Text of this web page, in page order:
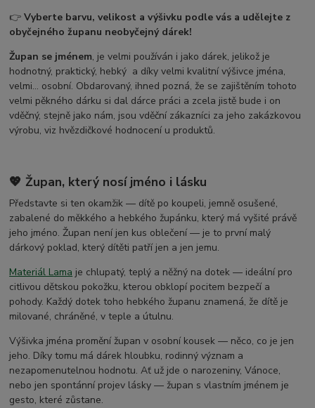
👉Vyberte barvu, velikost a výšivku podle vás a udělejte z
obyčejného županu neobyčejný dárek!
Župan se jménem, je velmi používán i jako dárek, jelikož je
hodnotný, praktický, hebký a díky velmi kvalitní výšivce jména,
velmi... osobní. Obdarovaný, ihned pozná, že se zajištěním tohoto
velmi pěkného dárku si dal dárce práci a zcela jistě bude i on
vděčný, stejně jako nám, jsou vděční zákazníci za jeho zakázkovou
výrobu, viz hvězdičkové hodnocení u produktů.
💖 Župan, který nosí jméno i lásku
Představte si ten okamžik — dítě po koupeli, jemně osušené,
zabalené do měkkého a hebkého župánku, který má vyšité právě
jeho jméno. Župan není jen kus oblečení — je to první malý
dárkový poklad, který dítěti patří jen a jen jemu.
Materiál Lama je chlupatý, teplý a něžný na dotek — ideální pro
citlivou dětskou pokožku, kterou obklopí pocitem bezpečí a
pohody. Každý dotek toho hebkého županu znamená, že dítě je
milované, chráněné, v teple a útulnu.
Výšivka jména promění župan v osobní kousek — něco, co je jen
jeho. Díky tomu má dárek hloubku, rodinný význam a
nezapomenutelnou hodnotu. Ať už jde o narozeniny, Vánoce,
nebo jen spontánní projev lásky — župan s vlastním jménem je
gesto, které zůstane.